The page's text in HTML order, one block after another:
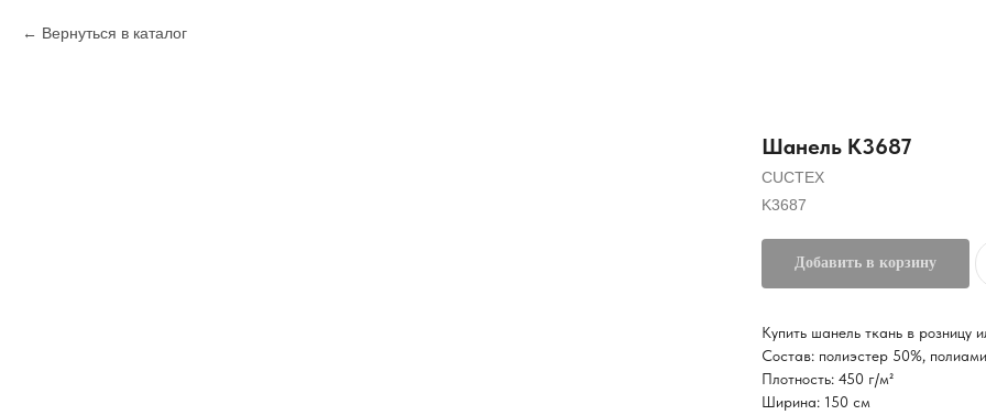
Вернуться в каталог
Шанель K3687
CUCTEX
K3687
Добавить в корзину
Купить шанель ткань в розницу
Состав: полиэстер 50%,
Плотность: 450 г/м²
Ширина: 150 см